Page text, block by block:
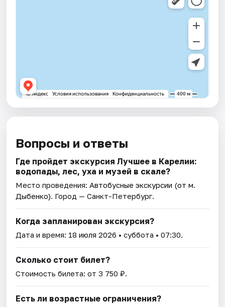
Вопросы и ответы
Где пройдет экскурсия Лучшее в Карелии:
водопады, лес, уха и музей в скале?
Место проведения:Автобусные экскурсии (от м.
Дыбенко). Город — Санкт-Петербург.
Когда запланирован экскурсия?
Дата и время: 18 июля 2026 • суббота • 07:30.
Сколько стоит билет?
Стоимость билета: от 3 750 ₽.
Есть ли возрастные ограничения?